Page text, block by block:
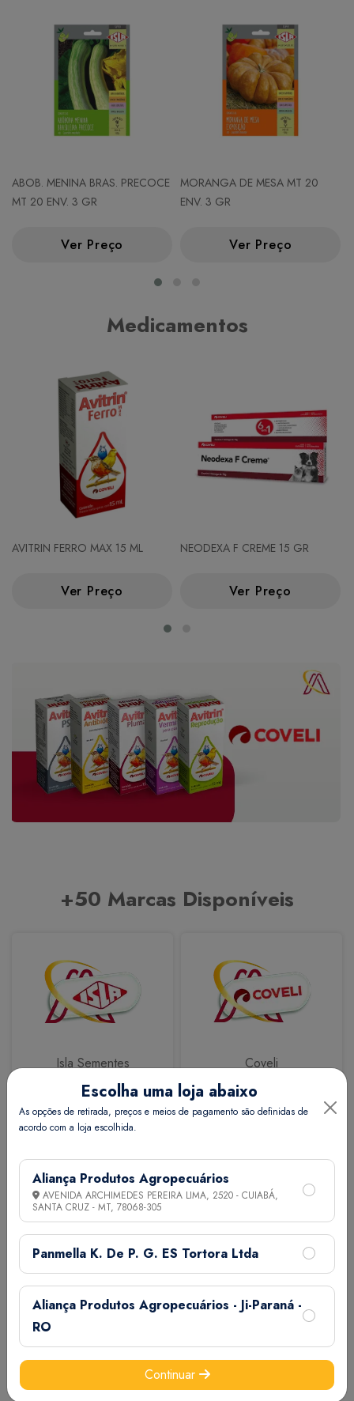
ABOB. MENINA BRAS. PRECOCE
MT 20 ENV. 3 GR
Ver Preço
MORANGA DE MESA MT 20
ENV. 3 GR
Ver Preço
Medicamentos
AVITRIN FERRO MAX 15 ML
Ver Preço
NEODEXA F CREME 15 GR
Ver Preço
+50 Marcas Disponíveis
Isla Sementes Coveli
Calbos M7
Escolha uma loja abaixo
As opções de retirada, preços e meios de pagamento são definidas de
acordo com a loja escolhida.
Aliança Produtos Agropecuários
AVENIDA ARCHIMEDES PEREIRA LIMA, 2520 - CUIABÁ,
SANTA CRUZ - MT, 78068-305
Panmella K. De P. G. ES Tortora Ltda
Aliança Produtos Agropecuários - Ji-Paraná -
RO
Continuar